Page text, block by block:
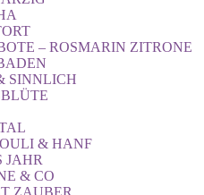
– ROSMARIN ZITRONE
SINNLICH
& HANF
JAHR
& CO
ZAUBER